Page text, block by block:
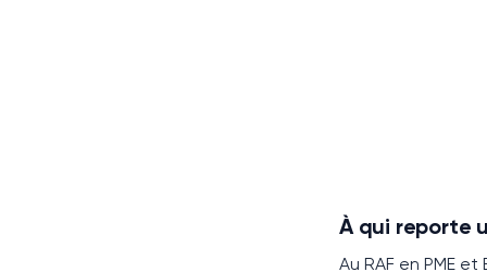
À qui reporte
Au RAF en PME et